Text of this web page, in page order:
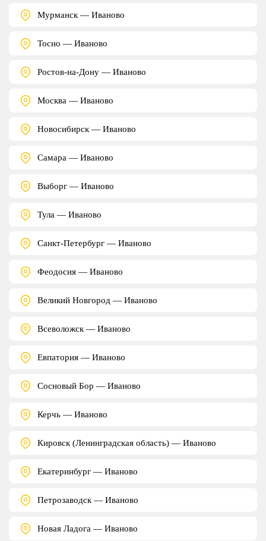
Мурманск — Иваново
Тосно — Иваново
Ростов-на-Дону — Иваново
Москва — Иваново
Новосибирск — Иваново
Самара — Иваново
Выборг — Иваново
Тула — Иваново
Санкт-Петербург — Иваново
Феодосия — Иваново
Великий Новгород — Иваново
Всеволожск — Иваново
Евпатория — Иваново
Сосновый Бор — Иваново
Керчь — Иваново
Кировск (Ленинградская область) — Иваново
Екатеринбург — Иваново
Петрозаводск — Иваново
Новая Ладога — Иваново